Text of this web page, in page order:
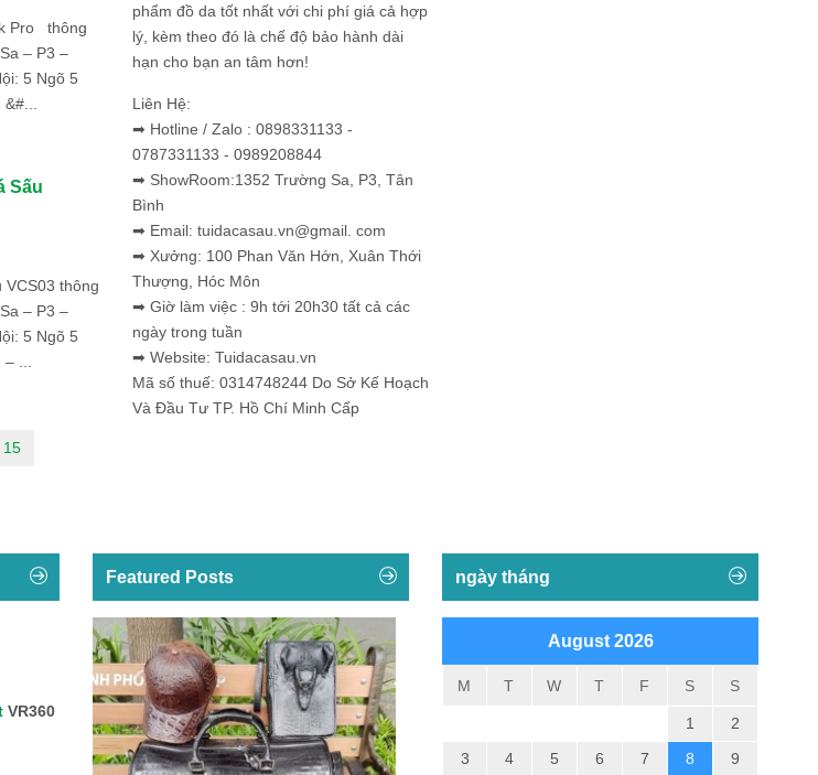
Pro thông
– P3 –
5 Ngõ 5
&#...
Sấu
VCS03 thông
– P3 –
5 Ngõ 5
– ...
15
phẩm đồ da tốt nhất với chi phí giá cả hợp
lý, kèm theo đó là chế độ bảo hành dài
hạn cho bạn an tâm hơn!
Liên Hệ:
➡ Hotline / Zalo : 0898331133 -
0787331133 - 0989208844
➡ ShowRoom:1352 Trường Sa, P3, Tân
Bình
➡ Email: tuidacasau.vn@gmail. com
➡ Xưởng: 100 Phan Văn Hớn, Xuân Thới
Thượng, Hóc Môn
➡ Giờ làm việc : 9h tới 20h30 tất cả các
ngày trong tuần
➡ Website: Tuidacasau.vn
Mã số thuế: 0314748244 Do Sở Kế Hoạch
Và Đầu Tư TP. Hồ Chí Minh Cấp
VR360
Featured Posts ngày tháng
August 2026
M T W T F S S
1
2
3
4 5 6 7 8
9